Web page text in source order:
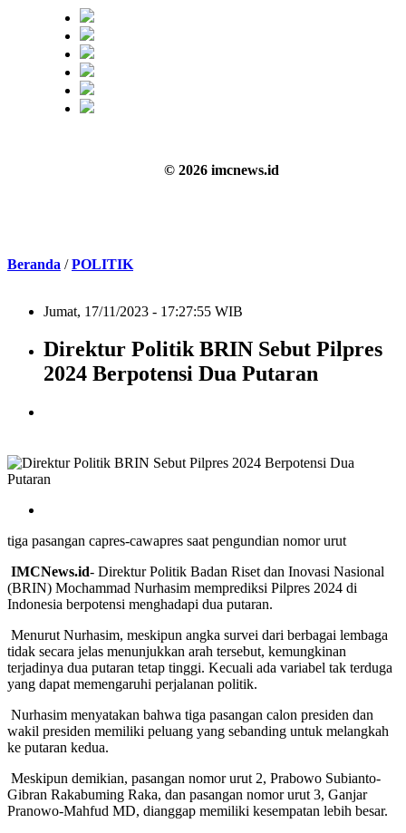
© 2026 imcnews.id
Beranda /POLITIK
Jumat, 17/11/2023 - 17:27:55 WIB
Direktur Politik BRIN Sebut Pilpres
2024 Berpotensi Dua Putaran
tiga pasangan capres-cawapres saat pengundian nomor urut
IMCNews.id- Direktur Politik Badan Riset dan Inovasi Nasional
(BRIN) Mochammad Nurhasim memprediksi Pilpres 2024 di
Indonesia berpotensi menghadapi dua putaran.
Menurut Nurhasim, meskipun angka survei dari berbagai lembaga
tidak secara jelas menunjukkan arah tersebut, kemungkinan
terjadinya dua putaran tetap tinggi. Kecuali ada variabel tak terduga
yang dapat memengaruhi perjalanan politik.
Nurhasim menyatakan bahwa tiga pasangan calon presiden dan
wakil presiden memiliki peluang yang sebanding untuk melangkah
ke putaran kedua.
Meskipun demikian, pasangan nomor urut 2, Prabowo Subianto-
Gibran Rakabuming Raka, dan pasangan nomor urut 3, Ganjar
Pranowo-Mahfud MD, dianggap memiliki kesempatan lebih besar.